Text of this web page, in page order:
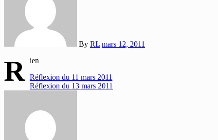
By RL mars 12, 2011
R ien
Navigation
de
Réflexion du 11 mars 2011
Réflexion du 13 mars 2011